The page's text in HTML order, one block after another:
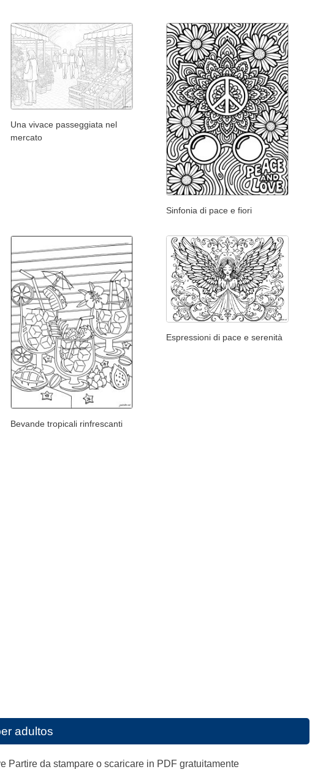
Una vivace passeggiata nel
mercato
Sinfonia di pace e fiori
Bevande tropicali rinfrescanti
Espressioni di pace e serenità
adultos
Partire da stampare o scaricare in PDF gratuitamente